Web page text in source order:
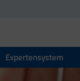
Expertensystem